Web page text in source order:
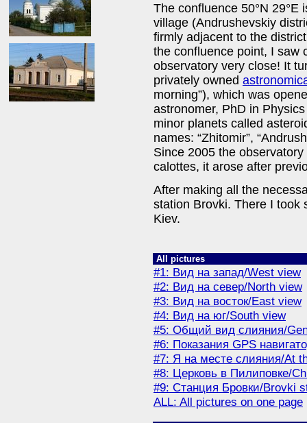
The confluence 50°N 29°E
village (Andrushevskiy
firmly adjacent to the
the confluence point, I saw
observatory very close! It
privately owned
morning”), which was
astronomer, PhD in
minor planets called
names: “Zhitomir”,
Since 2005 the
calottes, it arose after
After making all the
station Brovki. There I took
Kiev.
All pictures
#1: Вид на запад/West view
#2: Вид на север/North view
#3: Вид на восток/East view
#4: Вид на юг/South view
#5: Общий вид слияния/
#6: Показания GPS
#7: Я на месте слияния/At
#8: Церковь в Пилиповке/
#9: Станция Бровки/Brovki
ALL: All pictures on one page